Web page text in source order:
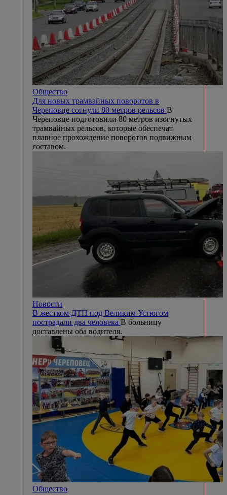
Общество
Для новых трамвайных поворотов в
Череповце согнули 80 метров рельсов В
Череповце подготовили 80 метров изогнутых
трамвайных рельсов, которые обеспечат
плавное прохождение поворотов подвижным
составом.
Новости
В жестком ДТП под Великим Устюгом
пострадали два человека В больницу
доставлены оба водителя.
Общество